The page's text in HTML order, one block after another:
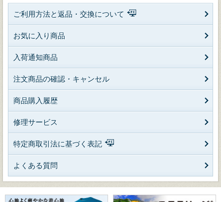
ご利用方法と返品・交換について
お気に入り商品
入荷通知商品
注文商品の確認・キャンセル
商品購入履歴
修理サービス
特定商取引法に基づく表記
よくある質問